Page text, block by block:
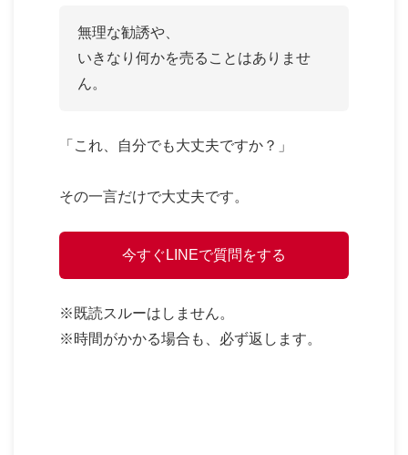
無理な勧誘や、
いきなり何かを売ることはありませ
ん。
「これ、自分でも大丈夫ですか？」
その一言だけで大丈夫です。
今すぐLINEで質問をする
※既読スルーはしません。
※時間がかかる場合も、必ず返します。